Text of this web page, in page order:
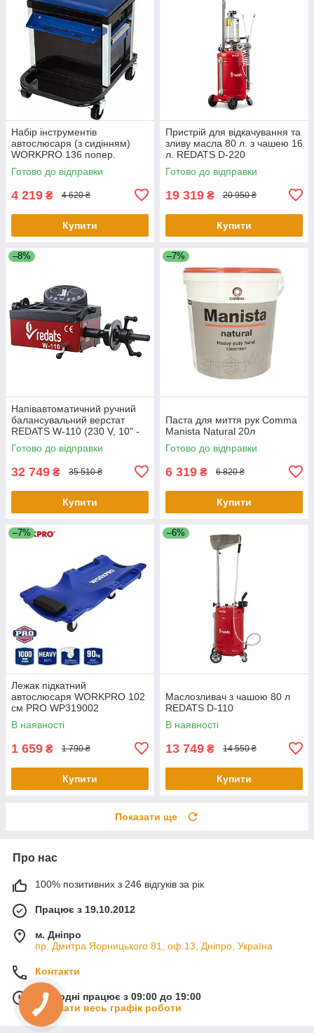
Набір інструментів
автослюсаря (з сидінням)
WORKPRO 136 попер.
W009039
Готово до відправки
4 219 ₴ 4 620 ₴
Купити
Пристрій для відкачування та
зливу масла 80 л. з чашею 16
л. REDATS D-220
Готово до відправки
19 319 ₴ 20 950 ₴
Купити
–8%
Напівавтоматичний ручний
балансувальний верстат
REDATS W-110 (230 V, 10" -
24")
Готово до відправки
32 749 ₴ 35 510 ₴
Купити
–7%
Паста для миття рук Comma
Manista Natural 20л
Готово до відправки
6 319 ₴ 6 820 ₴
Купити
–7%
Лежак підкатний
автослюсаря WORKPRO 102
см PRO WP319002
В наявності
1 659 ₴ 1 790 ₴
Купити
–6%
Маслозливач з чашою 80 л
REDATS D-110
В наявності
13 749 ₴ 14 550 ₴
Купити
Показати ще
Про нас
100% позитивних з 246 відгуків за рік
Працює з 19.10.2012
м. Дніпро
пр. Дмитра Яорницького 81, оф.13, Дніпро, Україна
Контакти
Сьогодні працює з 09:00 до 19:00
Показати весь графік роботи